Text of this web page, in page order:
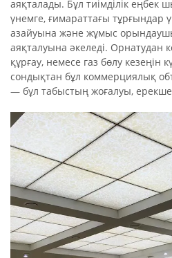
аяқталады. Бұл тиімділік
үнемге, ғимараттағы тұрғындар
азайуына және жұмыс
аяқталуына әкеледі. Орнатудан
құрғау, немесе газ бөлу кезеңін
сондықтан бұл коммерциялық
— бұл табыстың жоғалуы,